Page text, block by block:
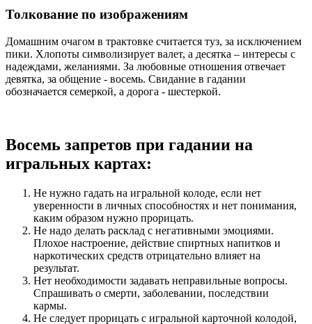
Толкование по изображениям
Домашним очагом в трактовке считается туз, за исключением
пики. Хлопоты символизирует валет, а десятка – интересы с
надеждами, желаниями. За любовные отношения отвечает
девятка, за общение - восемь. Свидание в гадании
обозначается семеркой, а дорога - шестеркой.
Восемь запретов при гадании на
игральных картах:
Не нужно гадать на игральной колоде, если нет
уверенности в личных способностях и нет понимания,
каким образом нужно прорицать.
Не надо делать расклад с негативными эмоциями.
Плохое настроение, действие спиртных напитков и
наркотических средств отрицательно влияет на
результат.
Нет необходимости задавать неправильные вопросы.
Спрашивать о смерти, заболевании, последствии
кармы.
Не следует прорицать с игральной карточной колодой,